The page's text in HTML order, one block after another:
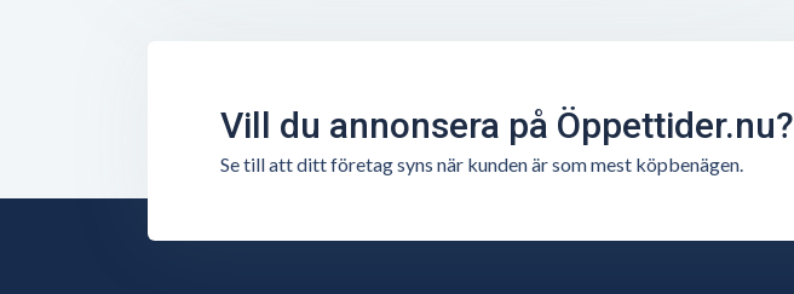
Vill du annonsera på Öppettider.nu?
Se till att ditt företag syns när kunden är som mest köpbenägen.